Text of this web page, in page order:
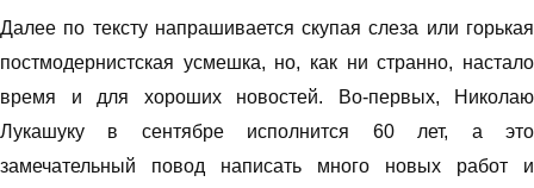
Далее по тексту напрашивается скупая слеза или горькая
постмодернистская усмешка, но, как ни странно, настало
время и для хороших новостей. Во-первых, Николаю
Лукашуку в сентябре исполнится 60 лет, а это
замечательный повод написать много новых работ и